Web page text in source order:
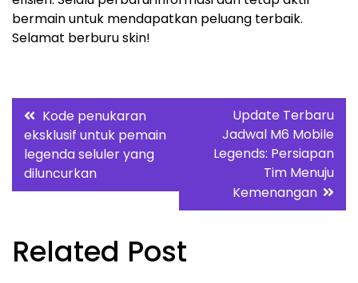
bermain untuk mendapatkan peluang terbaik.
Selamat berburu skin!
Post
navigation
Kode penukaran
eksklusif untuk pemain
legenda seluler yang
diluncurkan
Update Terbaru
Jadwal M6 Mobile
Legends: Persiapan
Tim Menuju
Kemenangan
Related Post